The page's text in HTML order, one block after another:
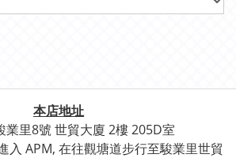
本店地址
業里8號 世貿大廈 2樓 205D室
入 APM, 在往觀塘道步行至駿業里世貿